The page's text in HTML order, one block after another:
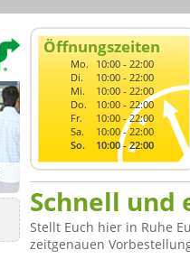
Öffnungszeiten
Mo. 10:00 - 22:00
Di.
10:00 - 22:00
Mi.
10:00 - 22:00
Do.
10:00 - 22:00
Fr.
10:00 - 22:00
Sa.
10:00 - 22:00
So.
10:00 - 22:00
Schnell und
Stellt Euch hier in Ruhe
zeitgenauen